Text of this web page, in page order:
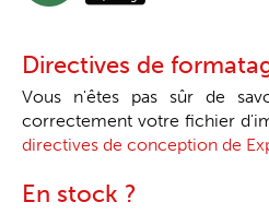
Directives de
Vous n'êtes pas sûr de
correctement votre fichier
directives de conception de
En stock ?